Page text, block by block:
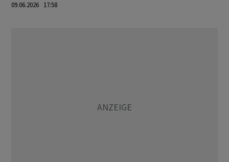
09.06.2026 17:58